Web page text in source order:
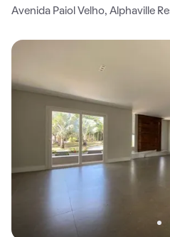
Avenida Paiol Velho, Alphaville